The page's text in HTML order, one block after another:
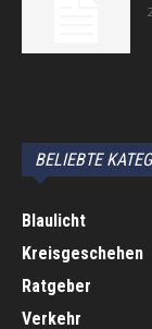
BELIEBTE
Blaulicht
Kreisgeschehen
Ratgeber
Verkehr